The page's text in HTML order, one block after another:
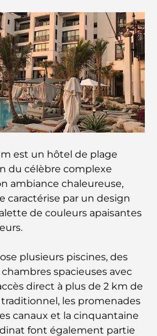
déjeuners de Dubaï : Ma
un prêt immobilier à Dubaï : le
Al Ghaf : une nouvelle
à Dubaï
d'aménagement
Transformer vos espaces
Palm Jumeirah : une
pour les acheteurs immobiliers
est un hôtel de plage
du célèbre complexe
ambiance chaleureuse,
caractérise par un design
de couleurs apaisantes
plusieurs piscines, des
spacieuses avec
direct à plus de 2 km de
les promenades
canaux et la cinquantaine
font également partie